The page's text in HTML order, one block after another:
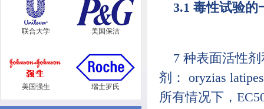
联合大学 美国保洁
美国强生 瑞士罗氏
3.1 毒性试验的
7 种表面活性
剂： oryzias
所有情况下，